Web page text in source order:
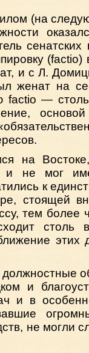
(на
сенатских
(factio)
и с Л.
женат на
factio —
на
и не мог
к
стоящей
тем более
столь
этих
и
и в
не могли